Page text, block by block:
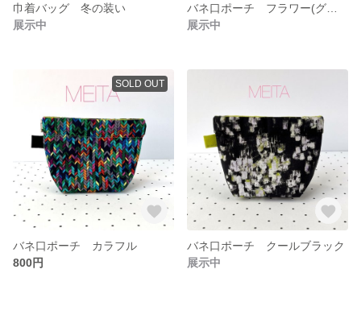
巾着バッグ 冬の装い
展示中
展示中
SOLD OUT
バネ口ポーチ カラフル
800円
バネ口ポーチ クールブラック
展示中